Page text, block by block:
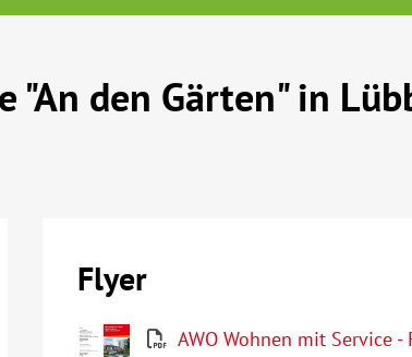
"An den Gärten" in
Flyer
AWO Wohnen mit Service -